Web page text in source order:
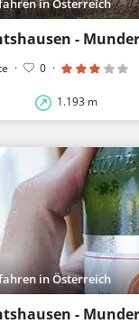
in Österreich
· 0 ·
1.193 m
in Österreich